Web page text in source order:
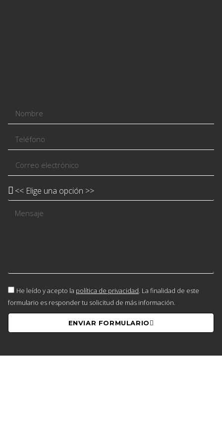
He leído y acepto la política de privacidad. La finalidad de este
formulario es responder tu solicitud de más información.
ENVIAR FORMULARIO